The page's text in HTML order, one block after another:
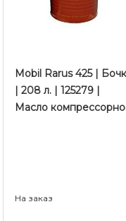
Mobil Rarus 425 |
| 208 л. | 125279 |
Масло
На заказ